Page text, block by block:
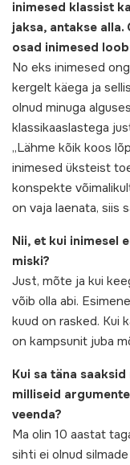
inimesed klassist
jaksa, antakse
osad inimesed
No eks inimesed
kergelt käega ja
olnud minuga
klassikaaslastega
„Lähme kõik koos
inimesed üksteist
konspekte
on vaja laenata, siis
Nii, et kui inimesel
miski?
Just, mõte ja kui
võib olla abi.
kuud on rasked. Kui
on kampsunit juba
Kui sa täna
milliseid
veenda?
Ma olin 10 aastat
sihti ei olnud